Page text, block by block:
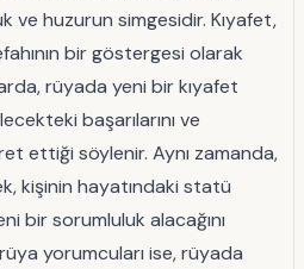
ve huzurun simgesidir. Kıyafet,
bir göstergesi olarak
rüyada yeni bir kıyafet
başarılarını ve
ettiği söylenir. Aynı zamanda,
kişinin hayatındaki statü
bir sorumluluk alacağını
yorumcuları ise, rüyada